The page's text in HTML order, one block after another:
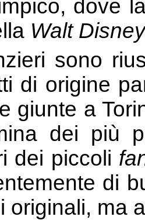
dove
Walt Disney
sono
di origine
giunte a
dei più
dei piccoli
di
originali, ma